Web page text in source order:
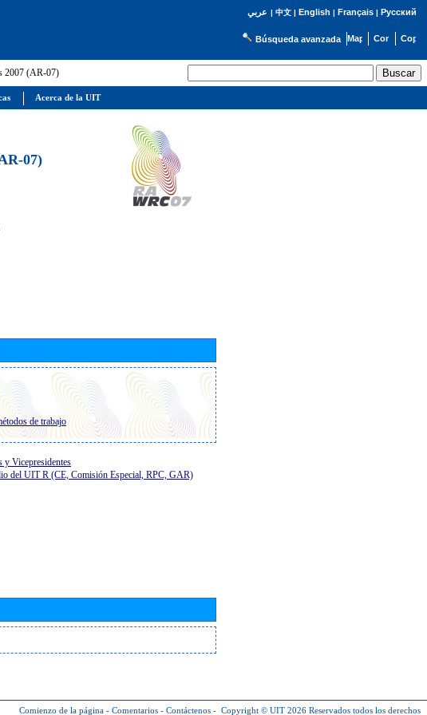
عربي | 中文| English | Français| Русский
Búsqueda avanzada
2007 (AR-07)
07)
de trabajo
y Vicepresidentes
del UIT R (CE, Comisión Especial, RPC, GAR)
Comienzo de la página - Comentarios - Contáctenos - Copyright © UIT 2026 Reservados todos los derechos
Acerca de la UIT